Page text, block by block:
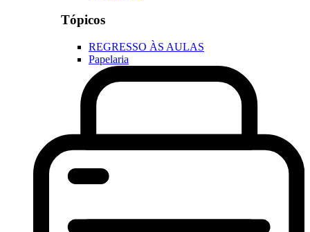
Tópicos
REGRESSO ÀS AULAS
Papelaria